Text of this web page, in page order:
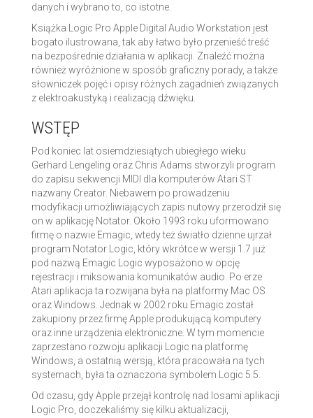
danych i wybrano to, co istotne.
Książka Logic Pro Apple Digital Audio Workstation jest
bogato ilustrowana, tak aby łatwo było przenieść treść
na bezpośrednie działania w aplikacji. Znaleźć można
również wyróżnione w sposób graficzny porady, a także
słowniczek pojęć i opisy różnych zagadnień związanych
z elektroakustyką i realizacją dźwięku.
WSTĘP
Pod koniec lat osiemdziesiątych ubiegłego wieku
Gerhard Lengeling oraz Chris Adams stworzyli program
do zapisu sekwencji MIDI dla komputerów Atari ST
nazwany Creator. Niebawem po prowadzeniu
modyfikacji umożliwiających zapis nutowy przerodził się
on w aplikację Notator. Około 1993 roku uformowano
firmę o nazwie Emagic, wtedy też światło dzienne ujrzał
program Notator Logic, który wkrótce w wersji 1.7 już
pod nazwą Emagic Logic wyposażono w opcję
rejestracji i miksowania komunikatów audio. Po erze
Atari aplikacja ta rozwijana była na platformy Mac OS
oraz Windows. Jednak w 2002 roku Emagic został
zakupiony przez firmę Apple produkującą komputery
oraz inne urządzenia elektroniczne. W tym momencie
zaprzestano rozwoju aplikacji Logic na platformę
Windows, a ostatnią wersją, która pracowała na tych
systemach, była ta oznaczona symbolem Logic 5.5.
Od czasu, gdy Apple przejął kontrolę nad losami aplikacji
Logic Pro, doczekaliśmy się kilku aktualizacji,